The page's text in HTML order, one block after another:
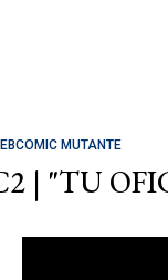
MUTANTE
| "TU